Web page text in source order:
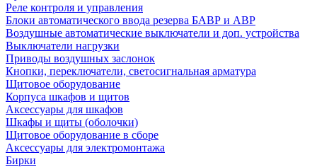
Реле контроля и управления
Блоки автоматического ввода резерва БАВР и АВР
Воздушные автоматические выключатели и доп. устройства
Выключатели нагрузки
Приводы воздушных заслонок
Кнопки, переключатели, светосигнальная арматура
Щитовое оборудование
Корпуса шкафов и щитов
Аксессуары для шкафов
Шкафы и щиты (оболочки)
Щитовое оборудование в сборе
Аксессуары для электромонтажа
Бирки